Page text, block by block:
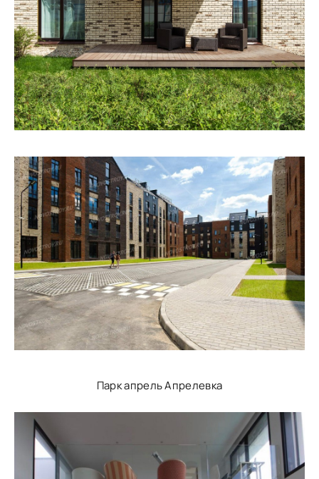
Парк апрель Апрелевка